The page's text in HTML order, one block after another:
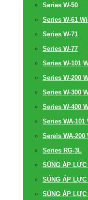
Series W-50
Series W-61
Series W-71
Series W-77
Series W-101
Series W-200
Series W-300
Series W-400
Series WA-101
Sereis WA-200
Series RG-3L
SÚNG ÁP
SÚNG ÁP
SÚNG ÁP LỰC